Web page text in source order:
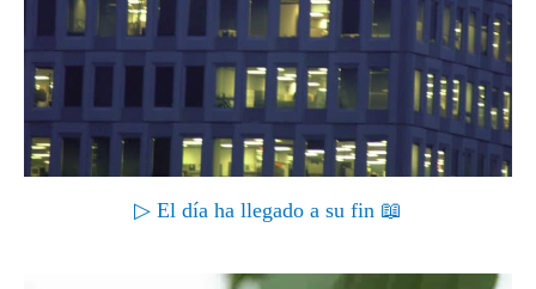
▷ El día ha llegado a su fin 📖